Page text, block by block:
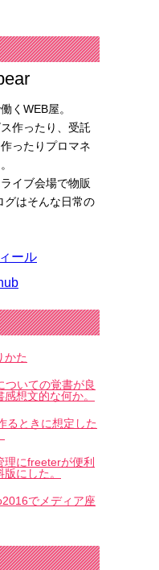
くWEB屋。
作ったり、受託
ったりプロマネ
イブ会場で物販
グはそんな日常の
ール
かた
ついての覚書が良
想文的な何か。
るときに想定した
にfreeterが便利
にした。
でメディア座